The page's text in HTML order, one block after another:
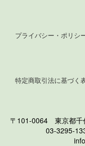
プライバシー・ポリシ
特定商取引法に基づく
〒101-0064 東京都千
03-3295-